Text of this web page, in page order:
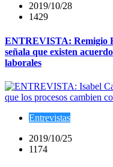
2019/10/28
1429
ENTREVISTA: Remigio
señala que existen
laborales
Entrevistas
2019/10/25
1174